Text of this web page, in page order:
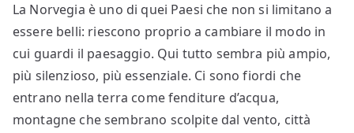
La Norvegia è uno di quei Paesi che non si limitano a
essere belli: riescono proprio a cambiare il modo in
cui guardi il paesaggio. Qui tutto sembra più ampio,
più silenzioso, più essenziale. Ci sono fiordi che
entrano nella terra come fenditure d’acqua,
montagne che sembrano scolpite dal vento, città